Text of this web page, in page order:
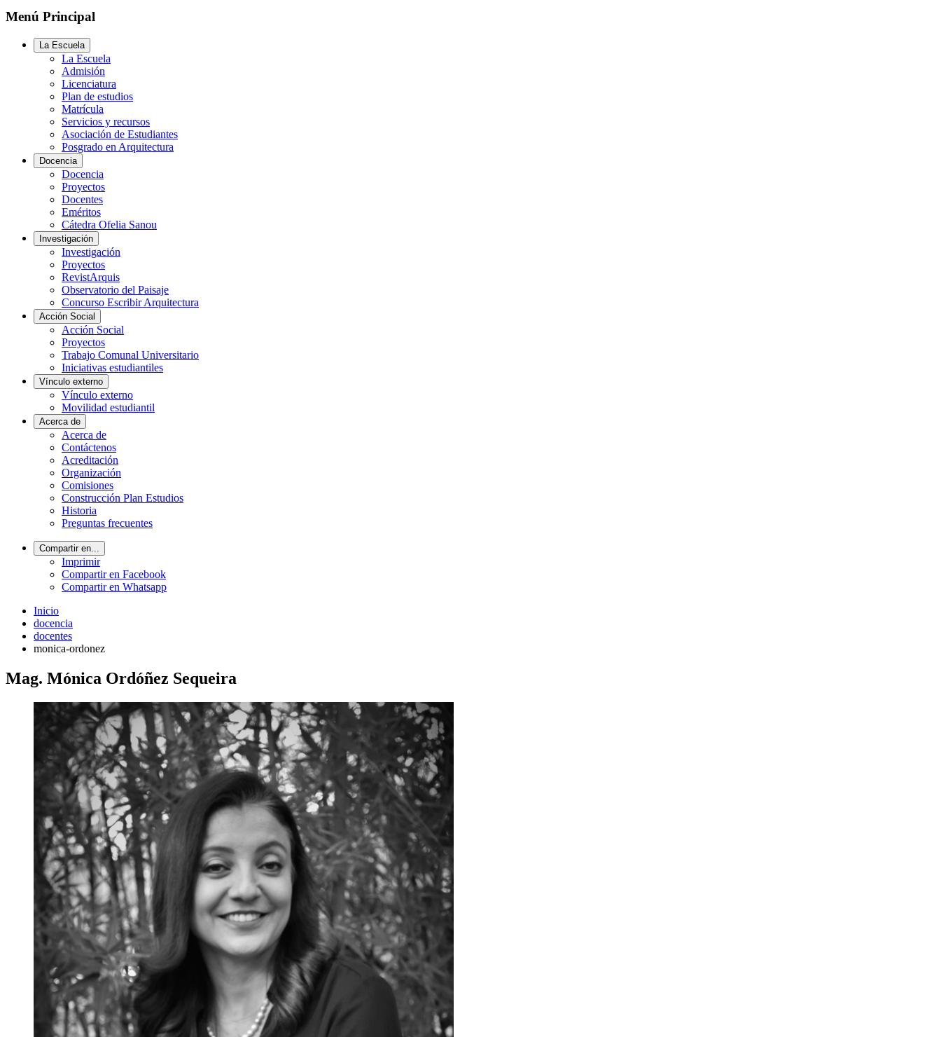
Menú Principal
La Escuela
La Escuela
Admisión
Licenciatura
Plan de estudios
Matrícula
Servicios y recursos
Asociación de Estudiantes
Posgrado en Arquitectura
Docencia
Docencia
Proyectos
Docentes
Eméritos
Cátedra Ofelia Sanou
Investigación
Investigación
Proyectos
RevistArquis
Observatorio del Paisaje
Concurso Escribir Arquitectura
Acción Social
Acción Social
Proyectos
Trabajo Comunal Universitario
Iniciativas estudiantiles
Vínculo externo
Vínculo externo
Movilidad estudiantil
Acerca de
Acerca de
Contáctenos
Acreditación
Organización
Comisiones
Construcción Plan Estudios
Historia
Preguntas frecuentes
Compartir en...
Imprimir
Compartir en Facebook
Compartir en Whatsapp
Inicio
docencia
docentes
monica-ordonez
Mag. Mónica Ordóñez Sequeira